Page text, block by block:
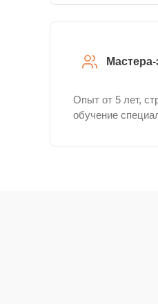
Опыт от 5 лет,
обучение